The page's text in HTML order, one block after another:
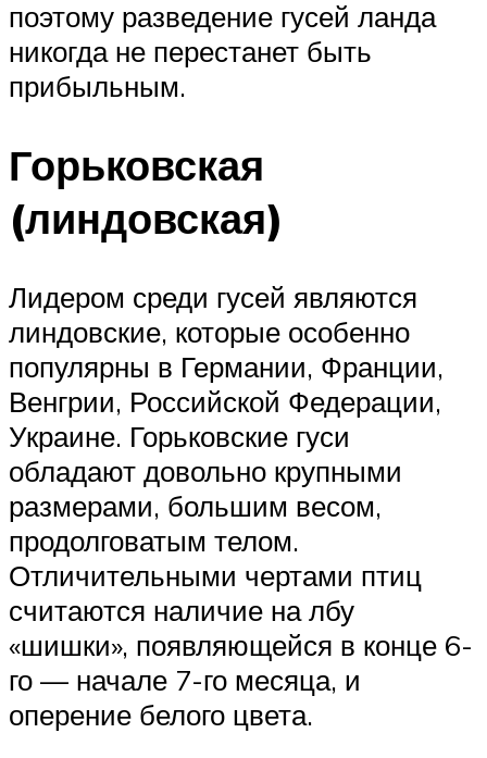
поэтому разведение гусей ланда
никогда не перестанет быть
прибыльным.
Горьковская
(линдовская)
Лидером среди гусей являются
линдовские, которые особенно
популярны в Германии, Франции,
Венгрии, Российской Федерации,
Украине. Горьковские гуси
обладают довольно крупными
размерами, большим весом,
продолговатым телом.
Отличительными чертами птиц
считаются наличие на лбу
«шишки», появляющейся в конце 6-
го — начале 7-го месяца, и
оперение белого цвета.